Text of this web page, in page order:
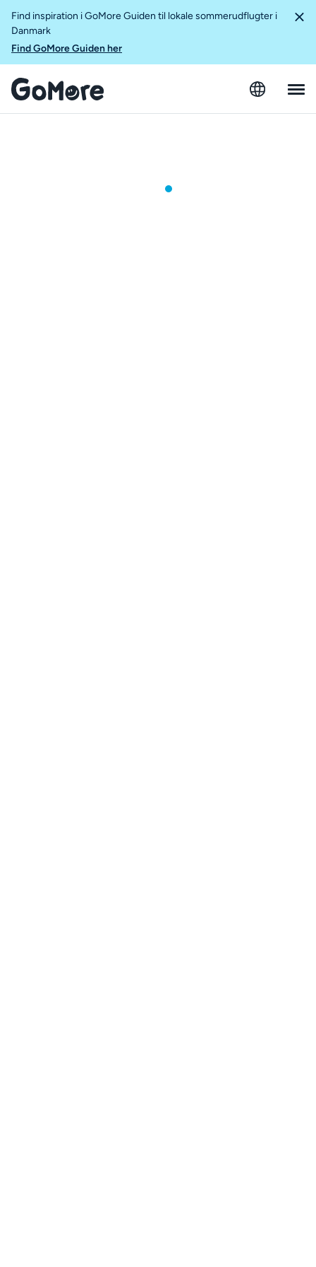
Find inspiration i GoMore Guiden til lokale sommerudflugter i
Danmark
Find GoMore Guiden her